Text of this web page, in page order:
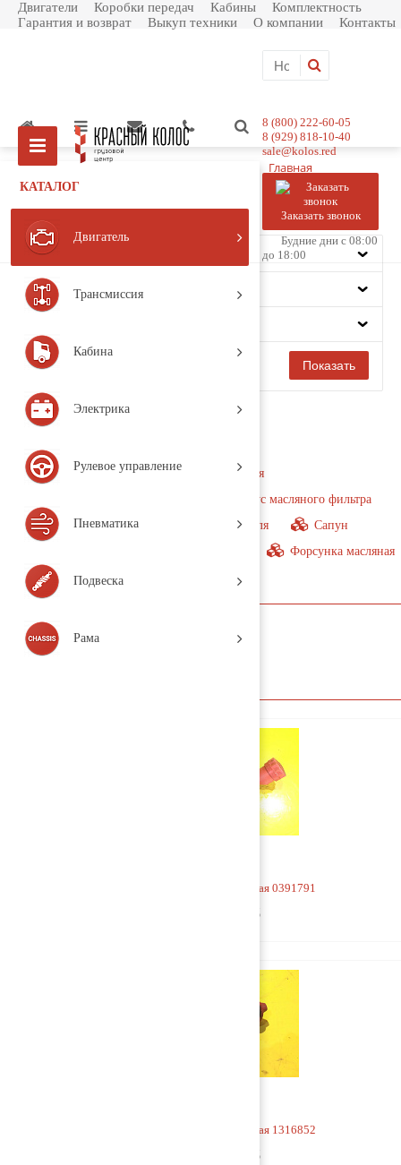
Двигатели Коробки передач Кабины
Комплектность
Гарантия и возврат
Выкуп техники О компании Контакты
8 (800) 222-60-05
8 (929) 818-10-40
sale@kolos.red
Заказать звонок
Будние дни с 08:00
до 18:00
КАТАЛОГ
Двигатель
Трансмиссия
Кабина
Электрика
Рулевое управление
Пневматика
Подвеска
Рама
Главная
Каталог товаров
Двигатель
Фильтр
Цена
Производитель
Насос масляный
Трубка масляная
Корпус масляного фильтра
Маслозаборник
Поддон двигателя
Сапун
Форсунка масляная
Центрифуга
название
Горловина маслозаливная 0391791
1 500 руб
Горловина маслозаливная 1316852
1 500 руб